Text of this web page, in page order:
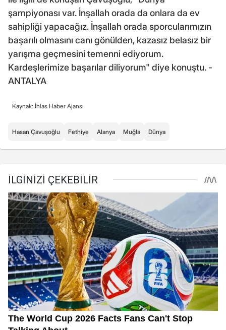
şampiyonası var. İnşallah orada da onlara da ev
sahipliği yapacağız. İnşallah orada sporcularımızın
başarılı olmasını canı gönülden, kazasız belasız bir
yarışma geçmesini temenni ediyorum.
Kardeşlerimize başarılar diliyorum" diye konuştu. -
ANTALYA
Kaynak: İhlas Haber Ajansı
Hasan Çavuşoğlu Fethiye Alanya Muğla Dünya